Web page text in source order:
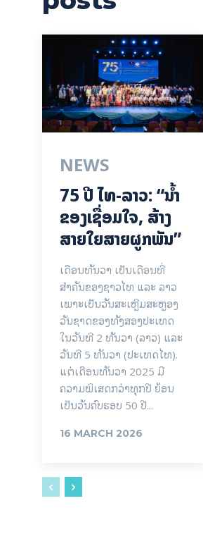
NEWS
75 ປີ ​ໄທ-ລາວ: “​ນ້ຳ​
ຂອງ​ເຊື່ອມ​​ໃຈ, ສ້າງ
ສາຍໃຍ​ສາຍຜູກພັນ”
ເດືອນທັນວາ ເປັນເດືອນທີ່
ສຳຄັນຂອງຊາວໄທ ແລະ ລາວ
ເພາະເປັນວັນສະເຫຼີມສະຫຼອງ
ວັນຊາດຂອງທັງສອງປະເທດ
ໃນວັນທີ 2 ທັນວາ (ລາວ) ແລະ
ວັນທີ 5 ທັນວາ (ປະເທດໄທ).
ແຕ່ເດືອນທັນວາ 2025 ມີ
ຄວາມພິເສດກວ່າທຸກປີ ຍ້ອນ
ເປັນວັນຄົບຮອບ 50 ປີ...
16 MARCH 2026